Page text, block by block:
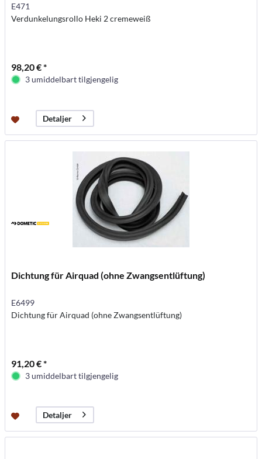
E471
Verdunkelungsrollo Heki 2 cremeweiß
98,20 € *
3 umiddelbart tilgjengelig
Detaljer
Dichtung für Airquad (ohne Zwangsentlüftung)
E6499
Dichtung für Airquad (ohne Zwangsentlüftung)
91,20 € *
3 umiddelbart tilgjengelig
Detaljer